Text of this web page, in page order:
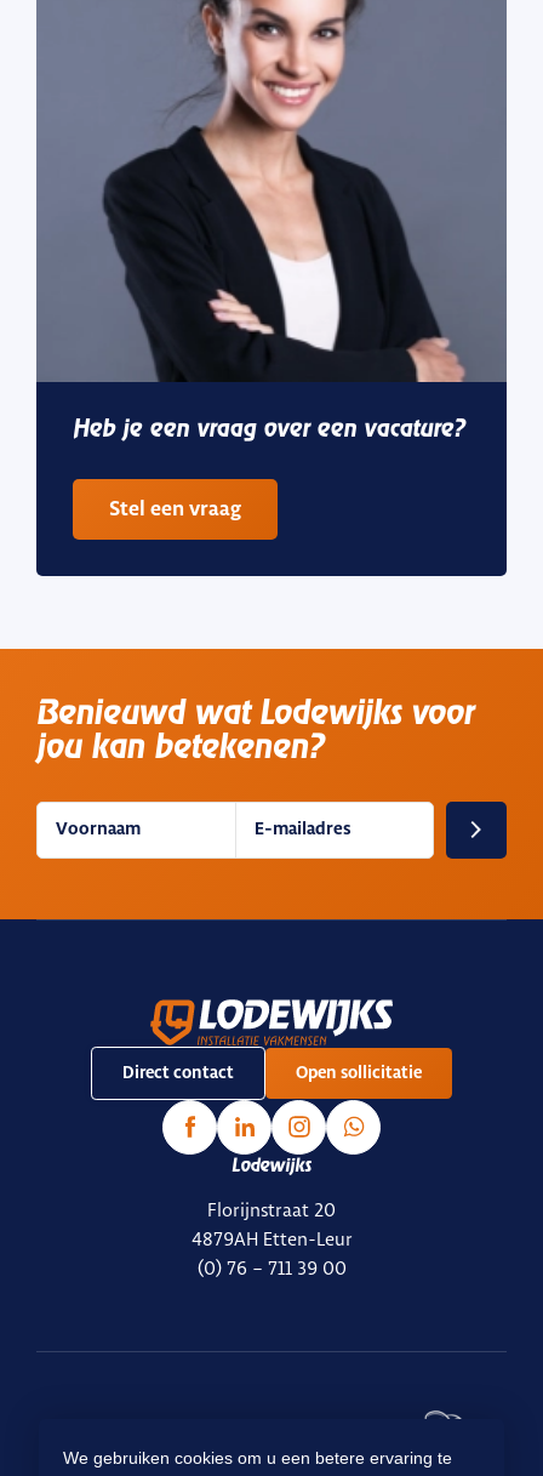
We gebruiken cookies om u een betere ervaring te
Heb je een vraagover een vacature?
Stel een vraag
Benieuwd wat Lodewijks voor
jou kan betekenen?
Direct contact Open sollicitatie
Lodewijks
Florijnstraat 20
4879AH Etten-Leur
(0) 76 – 711 39 00
Ready for